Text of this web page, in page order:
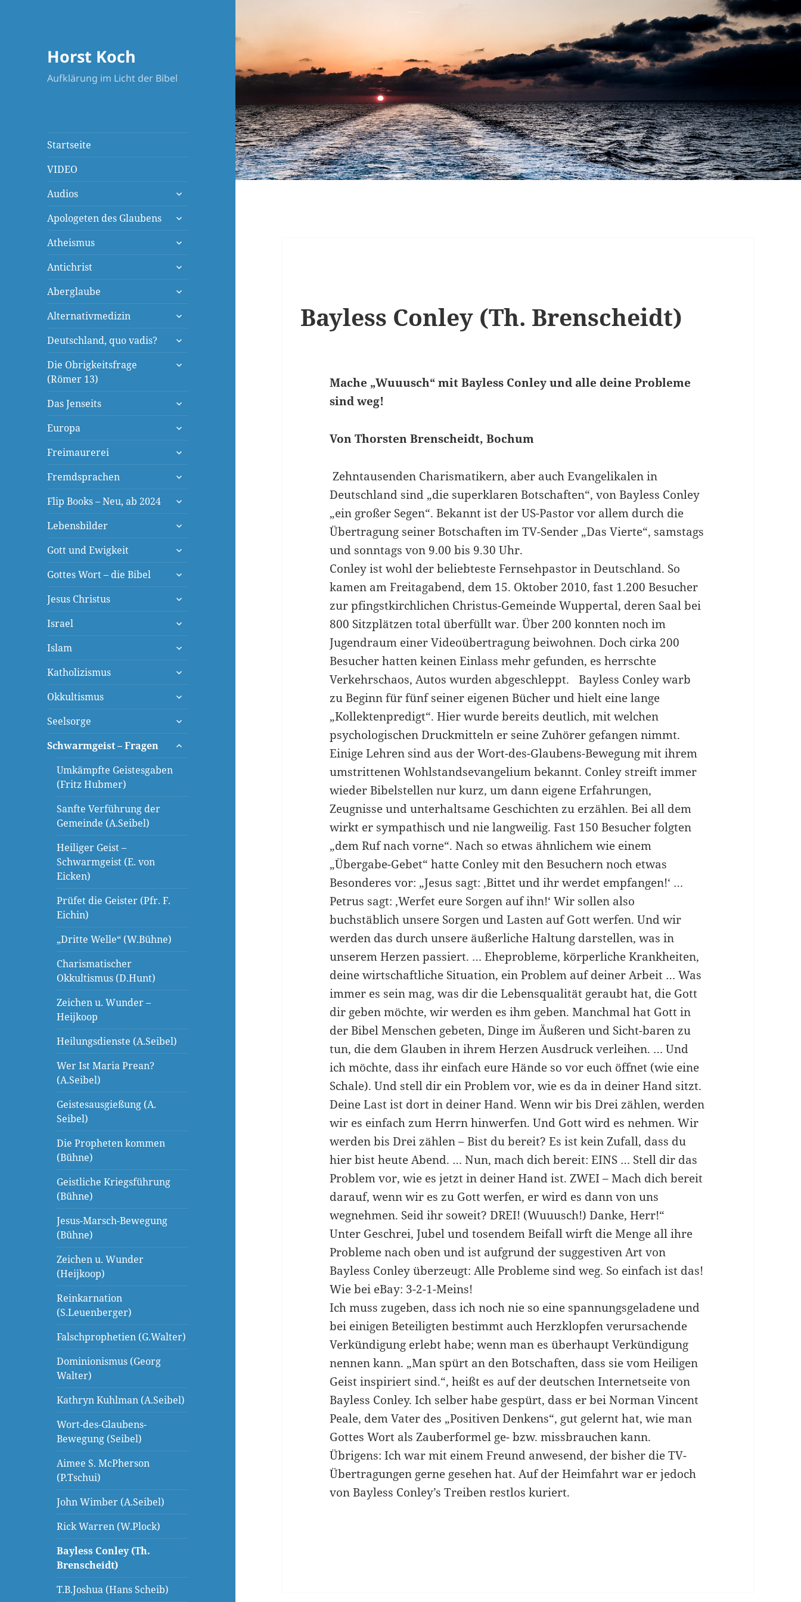
Horst Koch
Aufklärung im Licht der Bibel
Startseite
VIDEO
Audios
untermenü
Apologeten des Glaubens
untermenü
Atheismus
untermenü
Antichrist
untermenü
Aberglaube
untermenü
Alternativmedizin
untermenü
Deutschland, quo vadis?
untermenü
Die Obrigkeitsfrage
(Römer 13)
untermenü
Das Jenseits
untermenü
Europa
untermenü
Freimaurerei
untermenü
Fremdsprachen
untermenü
Flip Books – Neu, ab 2024
untermenü
Lebensbilder
untermenü
Gott und Ewigkeit
untermenü
Gottes Wort – die Bibel
untermenü
Jesus Christus
untermenü
Israel
untermenü
Islam
untermenü
Katholizismus
untermenü
Okkultismus
untermenü
Seelsorge
untermenü
Schwarmgeist – Fragen
untermenü
Umkämpfte Geistesgaben
(Fritz Hubmer)
Sanfte Verführung der
Gemeinde (A.Seibel)
Heiliger Geist –
Schwarmgeist (E. von
Eicken)
Prüfet die Geister (Pfr. F.
Eichin)
„Dritte Welle“ (W.Bühne)
Charismatischer
Okkultismus (D.Hunt)
Zeichen u. Wunder –
Heijkoop
Heilungsdienste (A.Seibel)
Wer Ist Maria Prean?
(A.Seibel)
Geistesausgießung (A.
Seibel)
Die Propheten kommen
(Bühne)
Geistliche Kriegsführung
(Bühne)
Jesus-Marsch-Bewegung
(Bühne)
Zeichen u. Wunder
(Heijkoop)
Reinkarnation
(S.Leuenberger)
Falschprophetien (G.Walter)
Dominionismus (Georg
Walter)
Kathryn Kuhlman (A.Seibel)
Wort-des-Glaubens-
Bewegung (Seibel)
Aimee S. McPherson
(P.Tschui)
John Wimber (A.Seibel)
Rick Warren (W.Plock)
Bayless Conley (Th.
Brenscheidt)
T.B.Joshua (Hans Scheib)
Bayless Conley (Th. Brenscheidt)
Mache „Wuuusch“ mit Bayless Conley und alle deine Probleme
sind weg!
Von Thorsten Brenscheidt, Bochum
Zehntausenden Charismatikern, aber auch Evangelikalen in
Deutschland sind „die superklaren Botschaften“, von Bayless Conley
„ein großer Segen“. Bekannt ist der US-Pastor vor allem durch die
Übertragung seiner Botschaften im TV-Sender „Das Vierte“, samstags
und sonntags von 9.00 bis 9.30 Uhr.
Conley ist wohl der beliebteste Fernsehpastor in Deutschland. So
kamen am Freitagabend, dem 15. Oktober 2010, fast 1.200 Besucher
zur pfingstkirchlichen Christus-Gemeinde Wuppertal, deren Saal bei
800 Sitzplätzen total überfüllt war. Über 200 konnten noch im
Jugendraum einer Videoübertragung beiwohnen. Doch cirka 200
Besucher hatten keinen Einlass mehr gefunden, es herrschte
Verkehrschaos, Autos wurden abgeschleppt. Bayless Conley warb
zu Beginn für fünf seiner eigenen Bücher und hielt eine lange
„Kollektenpredigt“. Hier wurde bereits deutlich, mit welchen
psychologischen Druckmitteln er seine Zuhörer gefangen nimmt.
Einige Lehren sind aus der Wort-des-Glaubens-Bewegung mit ihrem
umstrittenen Wohlstandsevangelium bekannt. Conley streift immer
wieder Bibelstellen nur kurz, um dann eigene Erfahrungen,
Zeugnisse und unterhaltsame Geschichten zu erzählen. Bei all dem
wirkt er sympathisch und nie langweilig. Fast 150 Besucher folgten
„dem Ruf nach vorne“. Nach so etwas ähnlichem wie einem
„Übergabe-Gebet“ hatte Conley mit den Besuchern noch etwas
Besonderes vor: „Jesus sagt: ‚Bittet und ihr werdet empfangen!‘ …
Petrus sagt: ‚Werfet eure Sorgen auf ihn!‘ Wir sollen also
buchstäblich unsere Sorgen und Lasten auf Gott werfen. Und wir
werden das durch unsere äußerliche Haltung darstellen, was in
unserem Herzen passiert. … Eheprobleme, körperliche Krankheiten,
deine wirtschaftliche Situation, ein Problem auf deiner Arbeit … Was
immer es sein mag, was dir die Lebensqualität geraubt hat, die Gott
dir geben möchte, wir werden es ihm geben. Manchmal hat Gott in
der Bibel Menschen gebeten, Dinge im Äußeren und Sicht-baren zu
tun, die dem Glauben in ihrem Herzen Ausdruck verleihen. … Und
ich möchte, dass ihr einfach eure Hände so vor euch öffnet (wie eine
Schale). Und stell dir ein Problem vor, wie es da in deiner Hand sitzt.
Deine Last ist dort in deiner Hand. Wenn wir bis Drei zählen, werden
wir es einfach zum Herrn hinwerfen. Und Gott wird es nehmen. Wir
werden bis Drei zählen – Bist du bereit? Es ist kein Zufall, dass du
hier bist heute Abend. … Nun, mach dich bereit: EINS … Stell dir das
Problem vor, wie es jetzt in deiner Hand ist. ZWEI – Mach dich bereit
darauf, wenn wir es zu Gott werfen, er wird es dann von uns
wegnehmen. Seid ihr soweit? DREI! (Wuuusch!) Danke, Herr!“
Unter Geschrei, Jubel und tosendem Beifall wirft die Menge all ihre
Probleme nach oben und ist aufgrund der suggestiven Art von
Bayless Conley überzeugt: Alle Probleme sind weg. So einfach ist das!
Wie bei eBay: 3-2-1-Meins!
Ich muss zugeben, dass ich noch nie so eine spannungsgeladene und
bei einigen Beteiligten bestimmt auch Herzklopfen verursachende
Verkündigung erlebt habe; wenn man es überhaupt Verkündigung
nennen kann. „Man spürt an den Botschaften, dass sie vom Heiligen
Geist inspiriert sind.“, heißt es auf der deutschen Internetseite von
Bayless Conley. Ich selber habe gespürt, dass er bei Norman Vincent
Peale, dem Vater des „Positiven Denkens“, gut gelernt hat, wie man
Gottes Wort als Zauberformel ge- bzw. missbrauchen kann.
Übrigens: Ich war mit einem Freund anwesend, der bisher die TV-
Übertragungen gerne gesehen hat. Auf der Heimfahrt war er jedoch
von Bayless Conley’s Treiben restlos kuriert.